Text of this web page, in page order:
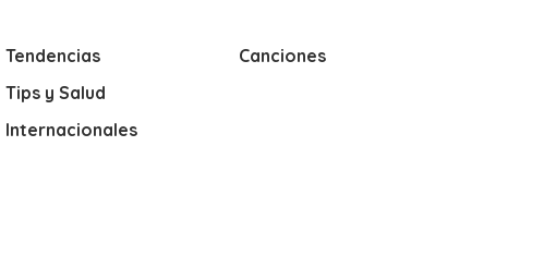
Tendencias
Tips y Salud
Internacionales
Canciones